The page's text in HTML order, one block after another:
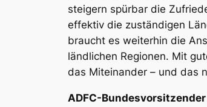
steigern spürbar die
effektiv die zuständigen
braucht es weiterhin die
ländlichen Regionen. Mit
das Miteinander – und das
ADFC-